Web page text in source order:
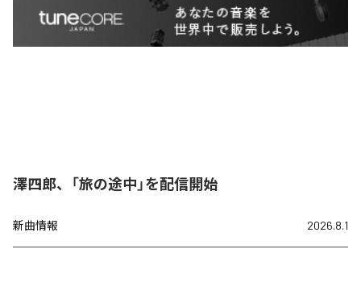
澤四郎、「旅の途中」を配信開始
新曲情報 2026.8.1